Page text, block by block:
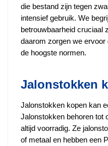
die bestand zijn tegen
intensief gebruik. We
betrouwbaarheid cruciaal
daarom zorgen we
de hoogste normen.
Jalonstokken
Jalonstokken kopen kan
Jalonstokken behoren tot
altijd voorradig. Ze
of metaal en hebben een